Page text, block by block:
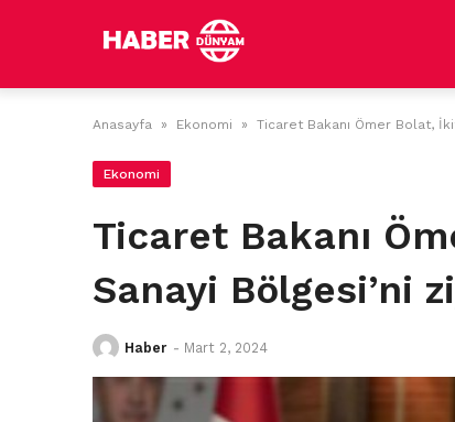
Anasayfa » Ekonomi » Ticaret Bakanı Ömer Bolat,
Ekonomi
Ticaret Bakanı
Sanayi Bölgesi’ni
Haber - Mart 2, 2024